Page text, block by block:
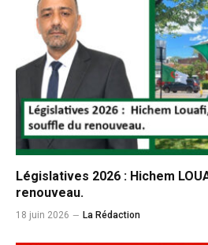
Législatives 2026 : Hichem
renouveau.
18 juin 2026 La Rédaction